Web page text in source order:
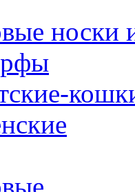
носки